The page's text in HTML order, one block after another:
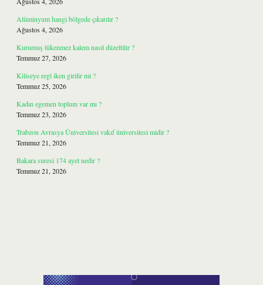
Alüminyum hangi bölgede çıkarılır ?
Ağustos 4, 2026
Kurumuş tükenmez kalem nasıl düzeltilir ?
Temmuz 27, 2026
Kiliseye regl iken girilir mi ?
Temmuz 25, 2026
Kadın egemen toplum var mı ?
Temmuz 23, 2026
Trabzon Avrasya Üniversitesi vakıf üniversitesi midir ?
Temmuz 21, 2026
Bakara suresi 174 ayet nedir ?
Temmuz 21, 2026